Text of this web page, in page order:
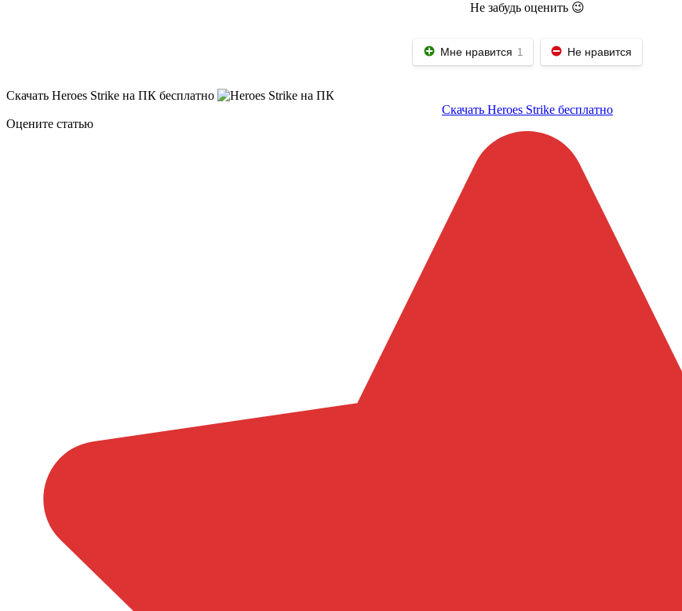
Не забудь оценить 😉
Мне нравится 1 Не нравится
Скачать Heroes Strike на ПК бесплатно
Скачать Heroes Strike бесплатно
Оцените статью